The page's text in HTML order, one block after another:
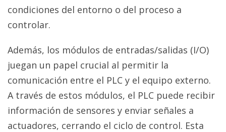
condiciones del entorno o del proceso a
controlar.
Además, los módulos de entradas/salidas (I/O)
juegan un papel crucial al permitir la
comunicación entre el PLC y el equipo externo.
A través de estos módulos, el PLC puede recibir
información de sensores y enviar señales a
actuadores, cerrando el ciclo de control. Esta